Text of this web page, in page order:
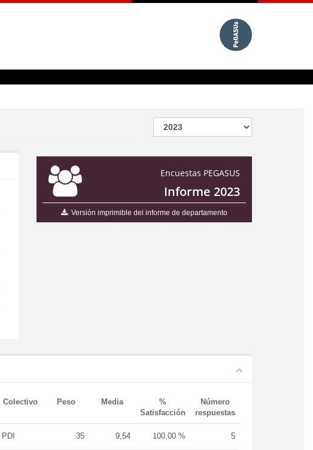
Encuestas PEGASUS
Informe 2023
Versión imprimible del informe de departamento
Colectivo Peso Media
%
Satisfacción
Número
respuestas
PDI 35 9,54 100,00 % 5